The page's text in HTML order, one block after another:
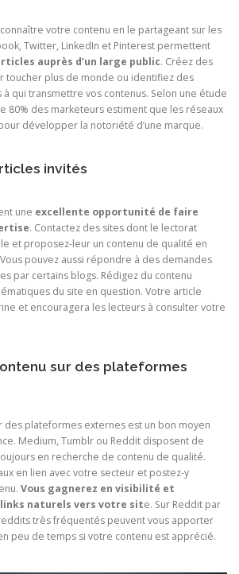
votre contenu en le partageant sur les
Twitter, LinkedIn et Pinterest permettent
auprès d’un large public. Créez des
toucher plus de monde ou identifiez des
qui transmettre vos contenus. Selon une étude
80% des marketeurs estiment que les réseaux
développer la notoriété d’une marque.
invités
une excellente opportunité de faire
. Contactez des sites dont le lectorat
et proposez-leur un contenu de qualité en
Vous pouvez aussi répondre à des demandes
par certains blogs. Rédigez du contenu
du site en question. Votre article
et encouragera les lecteurs à consulter votre
sur des plateformes
des plateformes externes est un bon moyen
Medium, Tumblr ou Reddit disposent de
en recherche de contenu de qualité.
en lien avec votre secteur et postez-y
Vous gagnerez en visibilité et
naturels vers votre site. Sur Reddit par
très fréquentés peuvent vous apporter
peu de temps si votre contenu est apprécié.